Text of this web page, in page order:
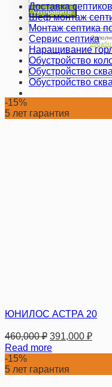
Отправить
Доставка септиков
Шеф монтаж
Монтаж септика
Сервис септика
Наращивание
Обустройство
Обустройство
Обустройство
-15%
5 лет гарантия
ЮНИЛОС АСТРА 20
460,000₽ 391,000 ₽
Read more
-15%
5 лет гарантия